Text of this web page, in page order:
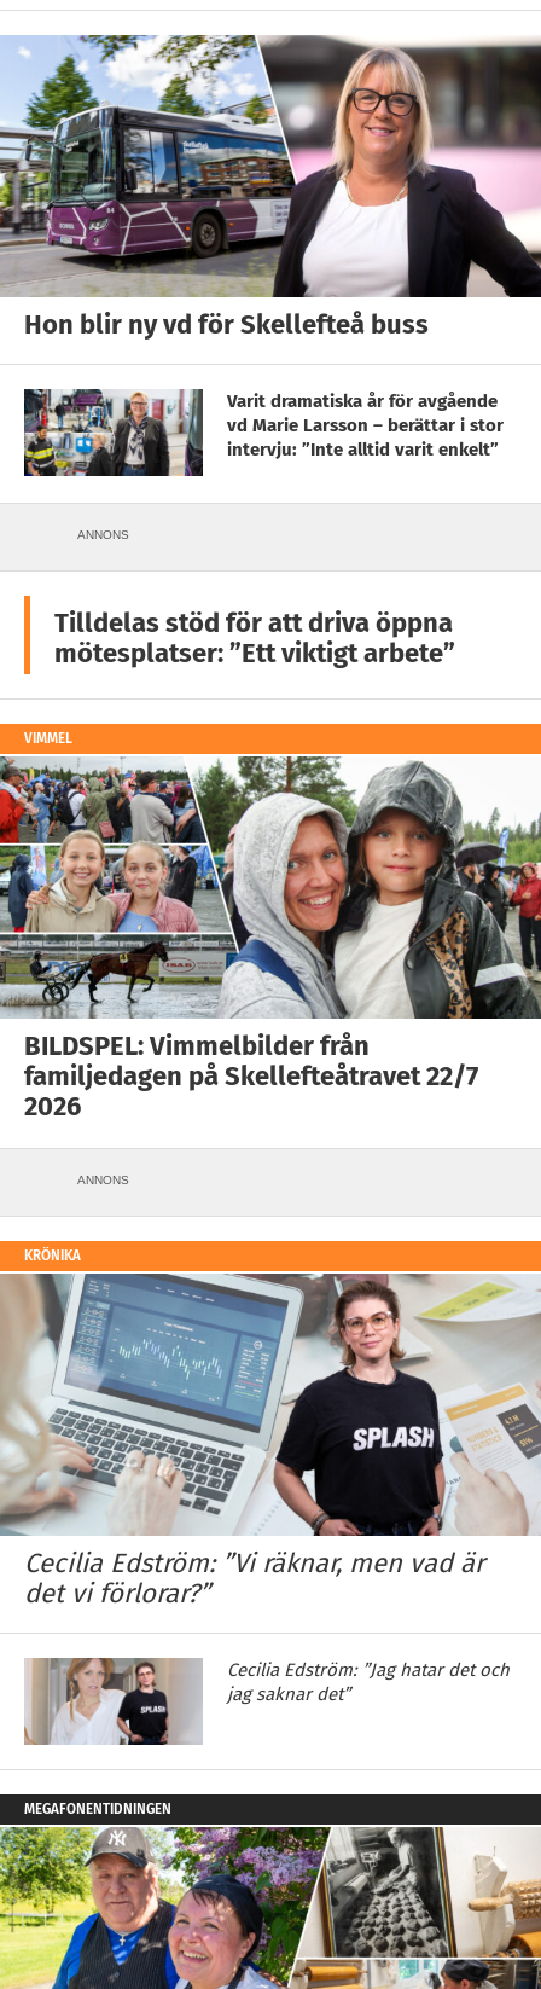
Hon blir ny vd för Skellefteå buss
Varit dramatiska år för avgående
vd Marie Larsson – berättar i stor
intervju: ”Inte alltid varit enkelt”
ANNONS
Tilldelas stöd för att driva öppna
mötesplatser: ”Ett viktigt arbete”
VIMMEL
BILDSPEL: Vimmelbilder från
familjedagen på Skellefteåtravet 22/7
2026
ANNONS
KRÖNIKA
Cecilia Edström: ”Vi räknar, men vad är
det vi förlorar?”
Cecilia Edström: ”Jag hatar det och
jag saknar det”
MEGAFONENTIDNINGEN